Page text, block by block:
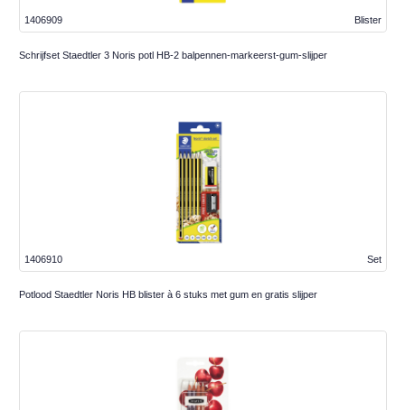
Blister
1406909
Schrijfset Staedtler 3 Noris potl HB-2 balpennen-markeerst-gum-slijper
Set
1406910
Potlood Staedtler Noris HB blister à 6 stuks met gum en gratis slijper